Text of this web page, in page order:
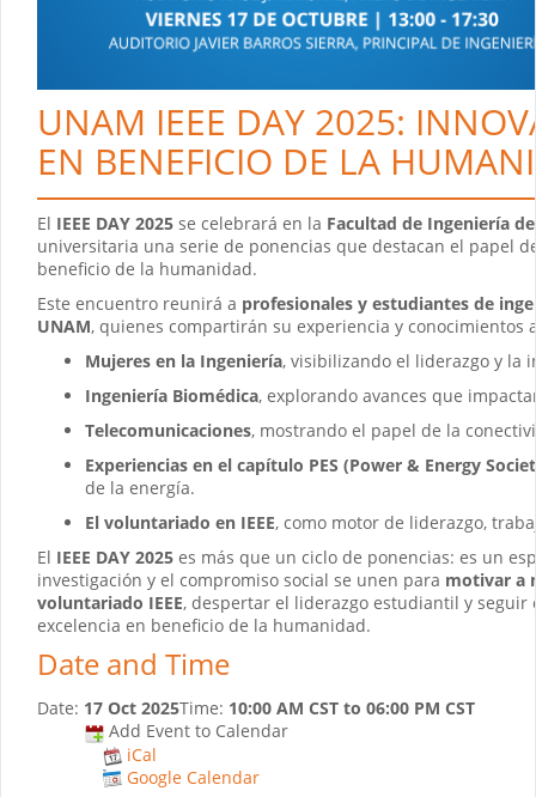
UNAM IEEE DAY 2025:
EN BENEFICIO DE LA
El IEEE DAY 2025 se celebrará en la Facultad de Ingeniería
universitaria una serie de ponencias que destacan el papel
beneficio de la humanidad.
Este encuentro reunirá a profesionales y estudiantes de
UNAM, quienes compartirán su experiencia y conocimientos
Mujeres en la Ingeniería, visibilizando el liderazgo y la
Ingeniería Biomédica, explorando avances que
Telecomunicaciones, mostrando el papel de la
Experiencias en el capítulo PES (Power & Energy
de la energía.
El voluntariado en IEEE, como motor de liderazgo,
El IEEE DAY 2025 es más que un ciclo de ponencias: es un
investigación y el compromiso social se unen para motivar a
voluntariado IEEE, despertar el liderazgo estudiantil y
excelencia en beneficio de la humanidad.
Date and Time
Date: 17 Oct 2025Time: 10:00 AM CST to 06:00 PM CST
Add Event to Calendar
iCal
Google Calendar